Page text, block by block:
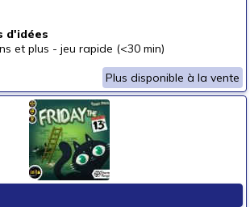
d'idées
et plus - jeu rapide (<30 min)
Plus disponible à la vente